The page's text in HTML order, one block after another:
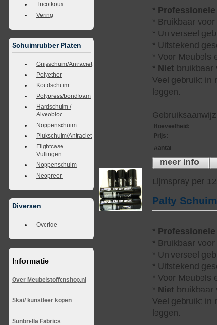
Tricotkous
Vering
Schuimrubber Platen
Grijsschuim/Antraciet
Polyether
Koudschuim
Polypress/bondfoam
Hardschuim /
Alveobloc
Noppenschuim
Plukschuim/Antraciet
Flightcase
Vullingen
Noppenschuim
Neopreen
Diversen
Overige
Informatie
Over Meubelstoffenshop.nl
Skai/ kunstleer kopen
Sunbrella Fabrics
* Professionele
* Bruikbaar
* Universeel
* Uitstekend
* Voor Meubels
* Niet bruikbaar
Veel gebruikt in
leggen.
Hoeveelheid :
Prijs:
Aantal
meer info
Lijmspray per
Palty
* Professionele
* Bruikbaar
* Universeel
* Uitstekend
* Voor Meubels
* Niet bruikbaar
Veel gebruikt in
leggen.